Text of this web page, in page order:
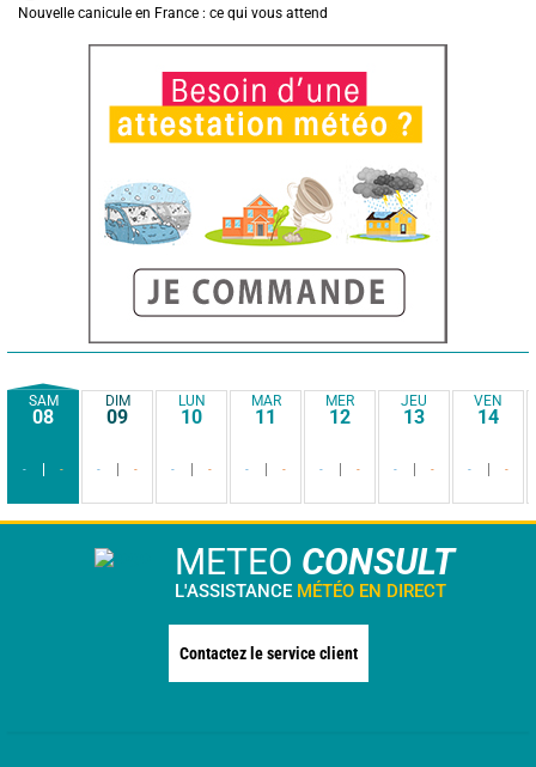
Nouvelle canicule en France : ce qui vous attend
SAM
08
- -
DIM
09
- -
LUN
10
- -
MAR
11
- -
MER
12
- -
JEU
13
- -
VEN
14
- -
METEO CONSULT
L'ASSISTANCE MÉTÉO EN DIRECT
Contactez le service client